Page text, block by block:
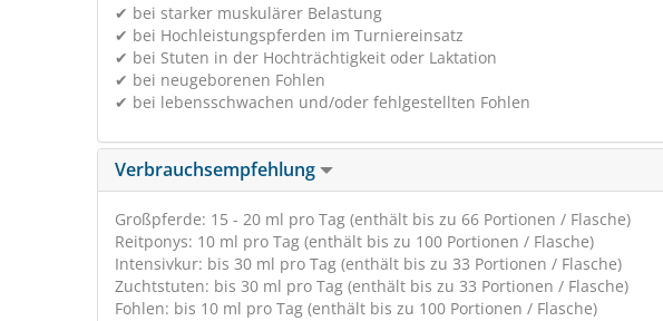
✔ bei starker muskulärer Belastung
✔ bei Hochleistungspferden im Turniereinsatz
✔ bei Stuten in der Hochträchtigkeit oder Laktation
✔ bei neugeborenen Fohlen
✔ bei lebensschwachen und/oder fehlgestellten Fohlen
Verbrauchsempfehlung
Großpferde: 15 - 20 ml pro Tag (enthält bis zu 66 Portionen / Flasche)
Reitponys: 10 ml pro Tag (enthält bis zu 100 Portionen / Flasche)
Intensivkur: bis 30 ml pro Tag (enthält bis zu 33 Portionen / Flasche)
Zuchtstuten: bis 30 ml pro Tag (enthält bis zu 33 Portionen / Flasche)
Fohlen: bis 10 ml pro Tag (enthält bis zu 100 Portionen / Flasche)